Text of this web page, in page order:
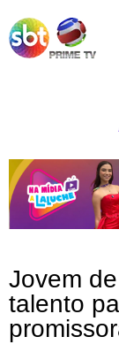
Jovem
talento